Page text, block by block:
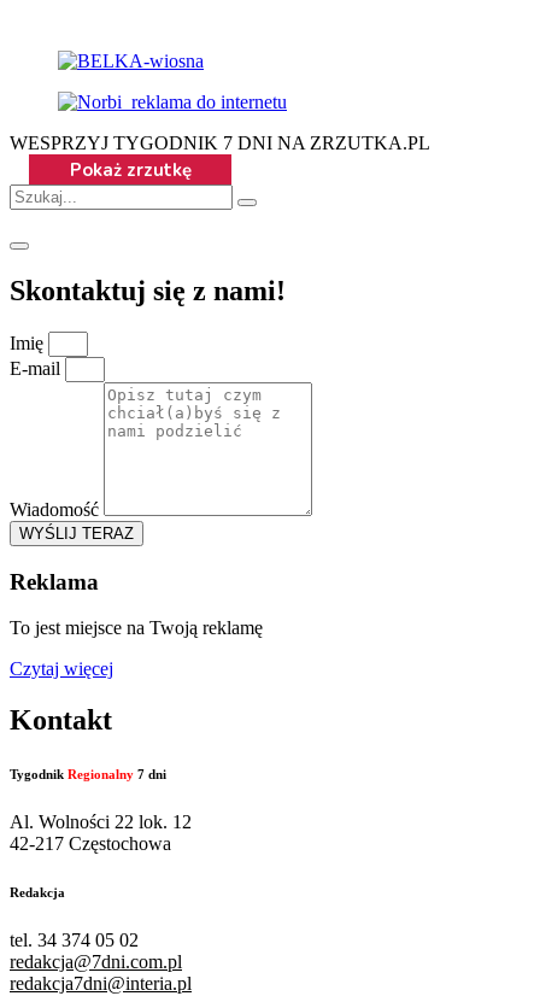
WESPRZYJ TYGODNIK 7 DNI NA ZRZUTKA.PL
Skontaktuj się z nami!
Imię
E-mail
Wiadomość
WYŚLIJ TERAZ
Reklama
To jest miejsce na Twoją reklamę
Czytaj więcej
Kontakt
Tygodnik Regionalny 7 dni
Al. Wolności 22 lok. 12
42-217 Częstochowa
Redakcja
tel. 34 374 05 02
redakcja@7dni.com.pl
redakcja7dni@interia.pl